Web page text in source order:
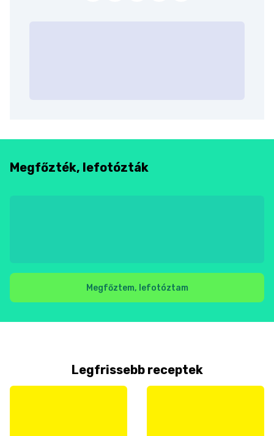
Megfőzték, lefotózták
Megfőztem, lefotóztam
Legfrissebb receptek